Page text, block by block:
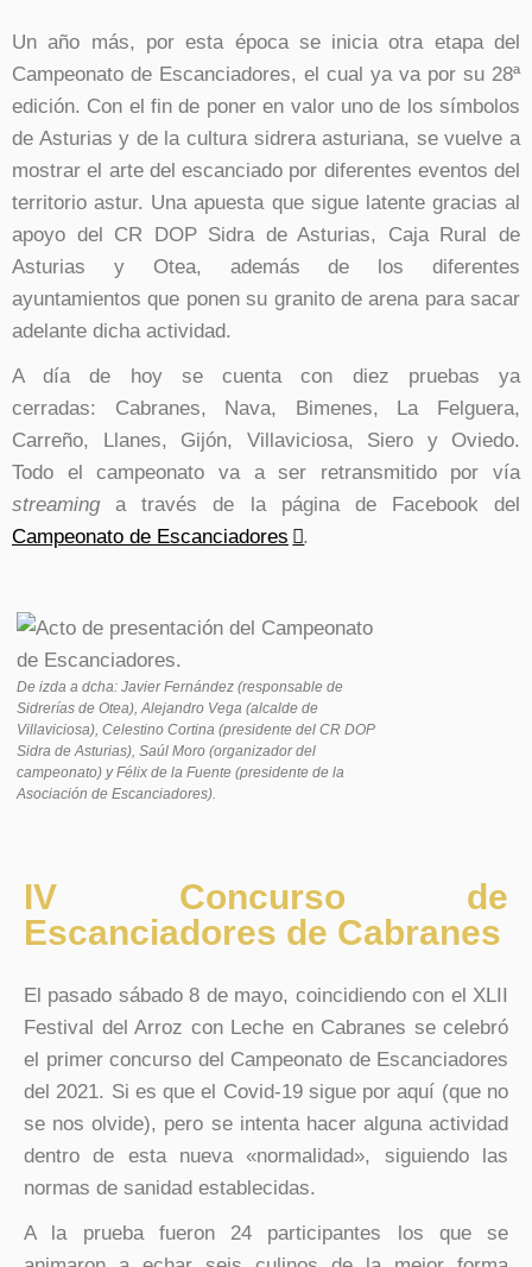
Un año más, por esta época se inicia otra etapa del
Campeonato de Escanciadores, el cual ya va por su 28ª
edición. Con el fin de poner en valor uno de los símbolos
de Asturias y de la cultura sidrera asturiana, se vuelve a
mostrar el arte del escanciado por diferentes eventos del
territorio astur. Una apuesta que sigue latente gracias al
apoyo del CR DOP Sidra de Asturias, Caja Rural de
Asturias y Otea, además de los diferentes
ayuntamientos que ponen su granito de arena para sacar
adelante dicha actividad.
A día de hoy se cuenta con diez pruebas ya
cerradas: Cabranes, Nava, Bimenes, La Felguera,
Carreño, Llanes, Gijón, Villaviciosa, Siero y Oviedo.
Todo el campeonato va a ser retransmitido por vía
streaminga través de la página de Facebook del
Campeonato de Escanciadores
.
De izda a dcha: Javier Fernández (responsable de
Sidrerías de Otea), Alejandro Vega (alcalde de
Villaviciosa), Celestino Cortina (presidente del CR DOP
Sidra de Asturias), Saúl Moro (organizador del
campeonato) y Félix de la Fuente (presidente de la
Asociación de Escanciadores).
IV Concurso de
Escanciadores de Cabranes
El pasado sábado 8 de mayo, coincidiendo con el XLII
Festival del Arroz con Leche en Cabranes se celebró
el primer concurso del Campeonato de Escanciadores
del 2021. Si es que el Covid-19 sigue por aquí (que no
se nos olvide), pero se intenta hacer alguna actividad
dentro de esta nueva «normalidad», siguiendo las
normas de sanidad establecidas.
A la prueba fueron 24 participantes los que se